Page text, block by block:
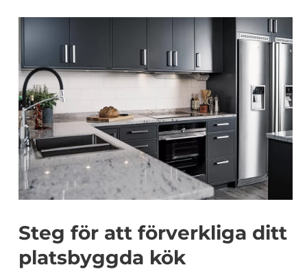
Steg för att förverkliga ditt
platsbyggda kök